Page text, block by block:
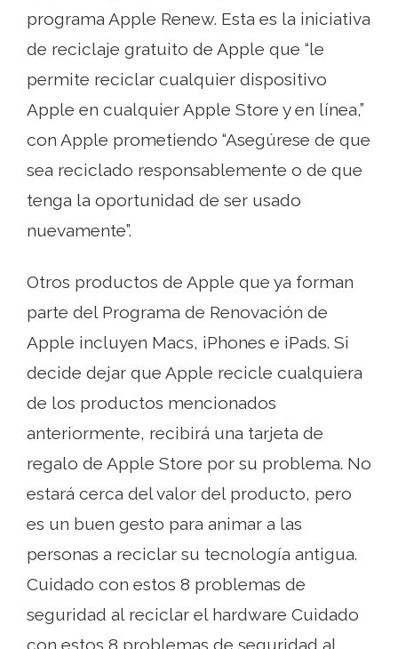
programa Apple Renew. Esta es la iniciativa
de reciclaje gratuito de Apple que “le
permite reciclar cualquier dispositivo
Apple en cualquier Apple Store y en línea,”
con Apple prometiendo “Asegúrese de que
sea reciclado responsablemente o de que
tenga la oportunidad de ser usado
nuevamente”.
Otros productos de Apple que ya forman
parte del Programa de Renovación de
Apple incluyen Macs, iPhones e iPads. Si
decide dejar que Apple recicle cualquiera
de los productos mencionados
anteriormente, recibirá una tarjeta de
regalo de Apple Store por su problema. No
estará cerca del valor del producto, pero
es un buen gesto para animar a las
personas a reciclar su tecnología antigua.
Cuidado con estos 8 problemas de
seguridad al reciclar el hardware Cuidado
con estos 8 problemas de seguridad al